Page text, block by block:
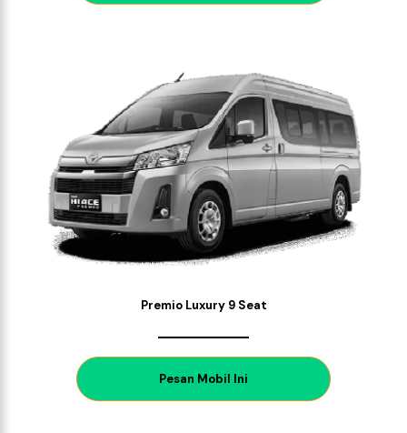
Premio Luxury 9 Seat
Pesan Mobil Ini